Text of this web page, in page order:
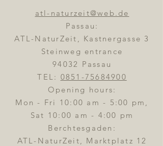
atl-naturzeit@web.de
Passau:
ATL-NaturZeit, Kastnergasse 3
Steinweg entrance
94032 Passau
TEL: 0851-75684900
Opening hours:
Mon - Fri 10:00 am - 5:00 pm,
Sat 10:00 am - 4:00 pm
Berchtesgaden:
ATL-NaturZeit, Marktplatz 12